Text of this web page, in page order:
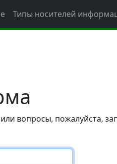
Типы носителей
вопросы, пожалуйста,